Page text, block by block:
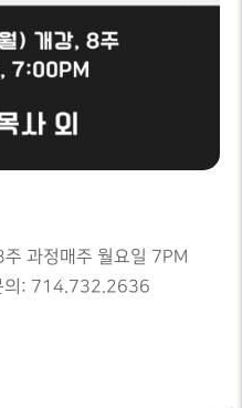
과정매주 월요일 7PM
의: 714.732.2636